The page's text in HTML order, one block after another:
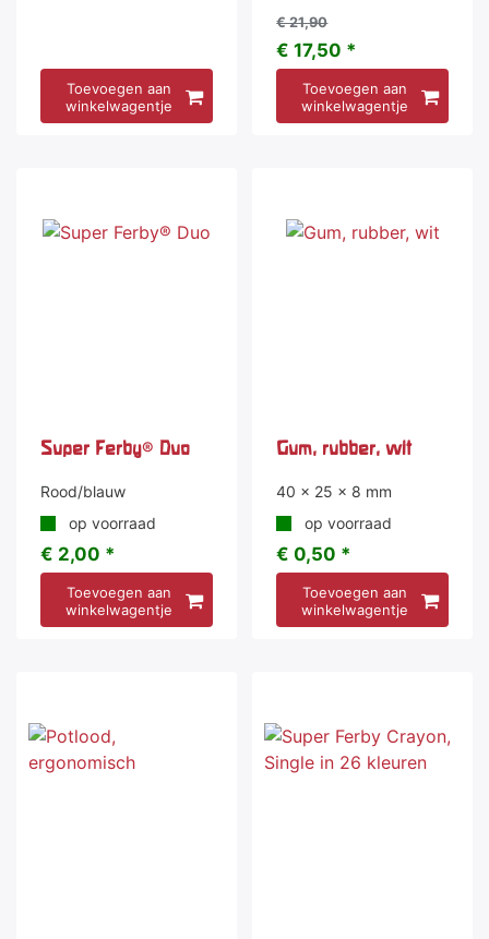
Toevoegen aan
winkelwagentje
€ 21,90
€ 17,50 *
Toevoegen aan
winkelwagentje
Super Ferby® Duo
Rood/blauw
op voorraad
€ 2,00 *
Toevoegen aan
winkelwagentje
Gum, rubber, wit
40 x 25 x 8 mm
op voorraad
€ 0,50 *
Toevoegen aan
winkelwagentje